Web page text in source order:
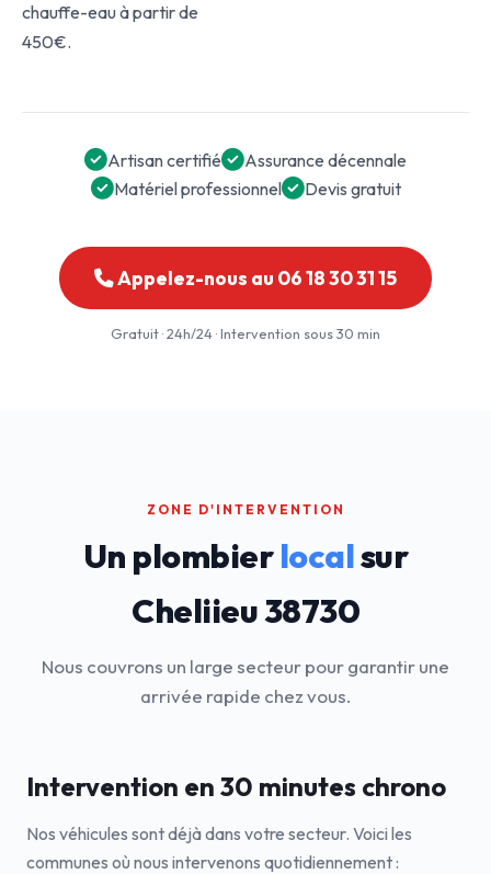
chauffe-eau à partir de
450€.
Artisan certifié
Assurance décennale
Matériel professionnel
Devis gratuit
Appelez-nous au 06 18 30 31 15
Gratuit · 24h/24 · Intervention sous 30 min
ZONE D'INTERVENTION
Un plombierlocalsur
Cheliieu 38730
Nous couvrons un large secteur pour garantir une
arrivée rapide chez vous.
Intervention en 30 minutes chrono
Nos véhicules sont déjà dans votre secteur. Voici les
communes où nous intervenons quotidiennement :